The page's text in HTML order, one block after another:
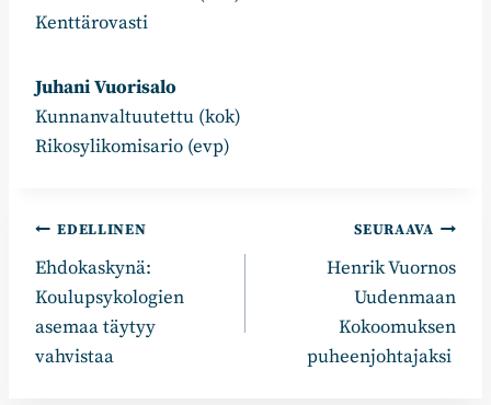
Kenttärovasti
Juhani Vuorisalo
Kunnanvaltuutettu (kok)
Rikosylikomisario (evp)
Artikkelien
selaus
EDELLINEN
Ehdokaskynä:
Koulupsykologien
asemaa täytyy
vahvistaa
SEURAAVA
Henrik Vuornos
Uudenmaan
Kokoomuksen
puheenjohtajaksi